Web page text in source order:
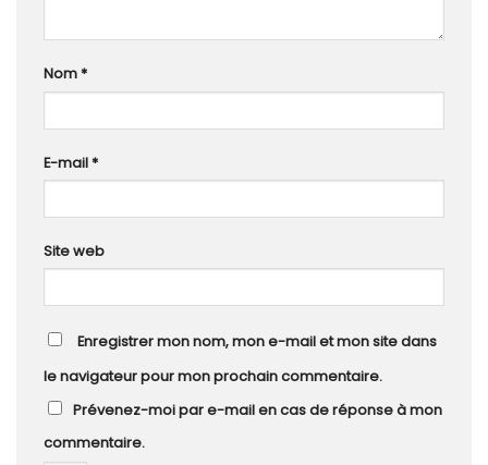
Nom*
E-mail*
Site web
Enregistrer mon nom, mon e-mail et mon site dans
le navigateur pour mon prochain commentaire.
Prévenez-moi par e-mail en cas de réponse à mon
commentaire.